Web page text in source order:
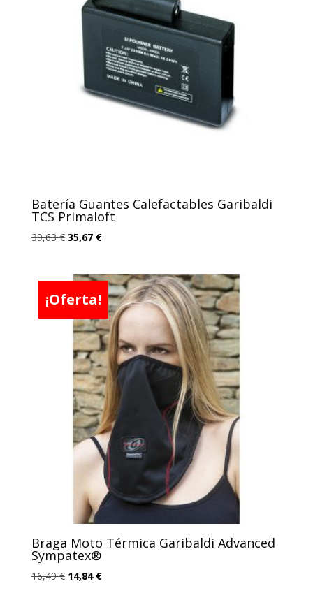
Batería Guantes Calefactables Garibaldi
TCS Primaloft
39,63€ El
era:
39,63 €.
35,67 €El
es:
35,67 €.
¡Oferta!
Braga Moto Térmica Garibaldi Advanced
Sympatex®
16,49€ El
14,84 €El